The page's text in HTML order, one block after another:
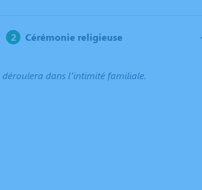
Cérémonie religieuse
déroulera dans l’intimité familiale.